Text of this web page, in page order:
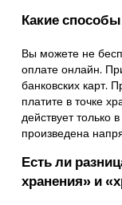
Какие
Вы можете не
оплате онлайн.
банковских карт.
платите в точке
действует только
произведена
Есть ли
хранения» и